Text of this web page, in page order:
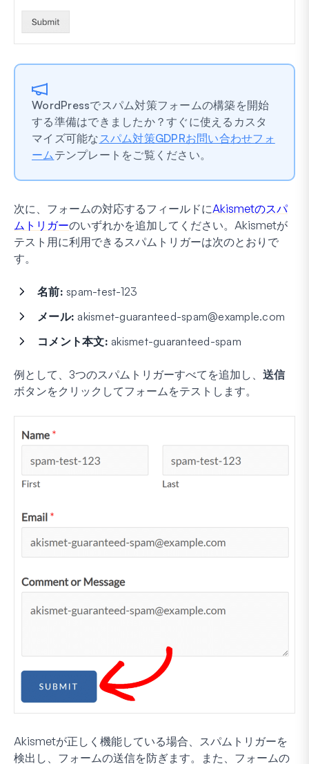
WordPressでスパム対策フォームの構築を開始
する準備はできましたか？すぐに使えるカスタ
マイズ可能な スパム対策GDPRお問い合わせフォ
ーム テンプレートをご覧ください。
次に、フォームの対応するフィールドにAkismetのスパ
ムトリガーのいずれかを追加してください。Akismetが
テスト用に利用できるスパムトリガーは次のとおりで
す。
名前: spam-test-123
メール: akismet-guaranteed-spam@example.com
コメント本文: akismet-guaranteed-spam
例として、3つのスパムトリガーすべてを追加し、 送信
ボタンをクリックしてフォームをテストします。
Akismetが正しく機能している場合、スパムトリガーを
検出し、フォームの送信を防ぎます。また、フォームの